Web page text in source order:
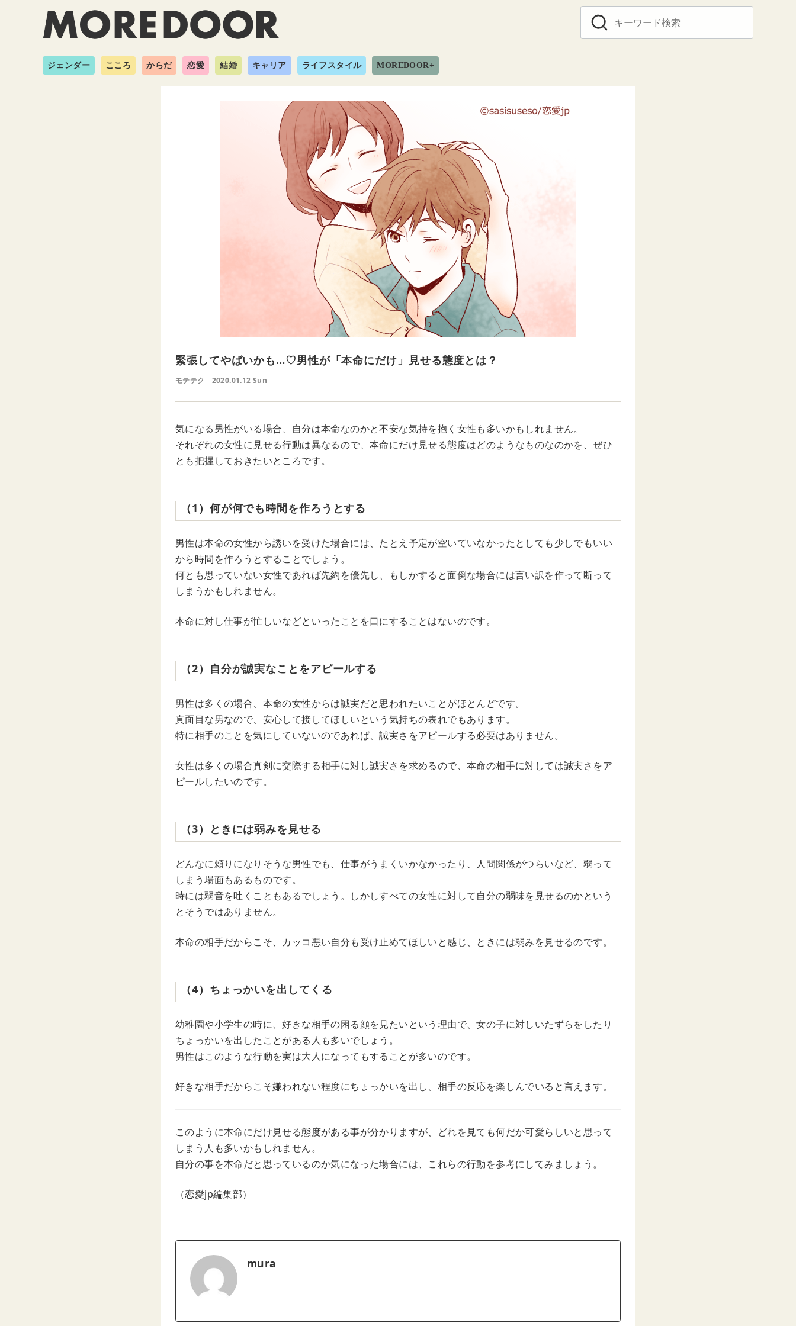
ジェンダー こころ からだ 恋愛 結婚 キャリア ライフスタイル MOREDOOR+
緊張してやばいかも…♡男性が「本命にだけ」見せる態度とは？
モテテク 2020.01.12 Sun
気になる男性がいる場合、自分は本命なのかと不安な気持を抱く女性も多いかもしれません。
それぞれの女性に見せる行動は異なるので、本命にだけ見せる態度はどのようなものなのかを、ぜひ
とも把握しておきたいところです。
（1）何が何でも時間を作ろうとする
男性は本命の女性から誘いを受けた場合には、たとえ予定が空いていなかったとしても少しでもいい
から時間を作ろうとすることでしょう。
何とも思っていない女性であれば先約を優先し、もしかすると面倒な場合には言い訳を作って断って
しまうかもしれません。
本命に対し仕事が忙しいなどといったことを口にすることはないのです。
（2）自分が誠実なことをアピールする
男性は多くの場合、本命の女性からは誠実だと思われたいことがほとんどです。
真面目な男なので、安心して接してほしいという気持ちの表れでもあります。
特に相手のことを気にしていないのであれば、誠実さをアピールする必要はありません。
女性は多くの場合真剣に交際する相手に対し誠実さを求めるので、本命の相手に対しては誠実さをア
ピールしたいのです。
（3）ときには弱みを見せる
どんなに頼りになりそうな男性でも、仕事がうまくいかなかったり、人間関係がつらいなど、弱って
しまう場面もあるものです。
時には弱音を吐くこともあるでしょう。しかしすべての女性に対して自分の弱味を見せるのかという
とそうではありません。
本命の相手だからこそ、カッコ悪い自分も受け止めてほしいと感じ、ときには弱みを見せるのです。
（4）ちょっかいを出してくる
幼稚園や小学生の時に、好きな相手の困る顔を見たいという理由で、女の子に対しいたずらをしたり
ちょっかいを出したことがある人も多いでしょう。
男性はこのような行動を実は大人になってもすることが多いのです。
好きな相手だからこそ嫌われない程度にちょっかいを出し、相手の反応を楽しんでいると言えます。
このように本命にだけ見せる態度がある事が分かりますが、どれを見ても何だか可愛らしいと思って
しまう人も多いかもしれません。
自分の事を本命だと思っているのか気になった場合には、これらの行動を参考にしてみましょう。
（恋愛jp編集部）
mura